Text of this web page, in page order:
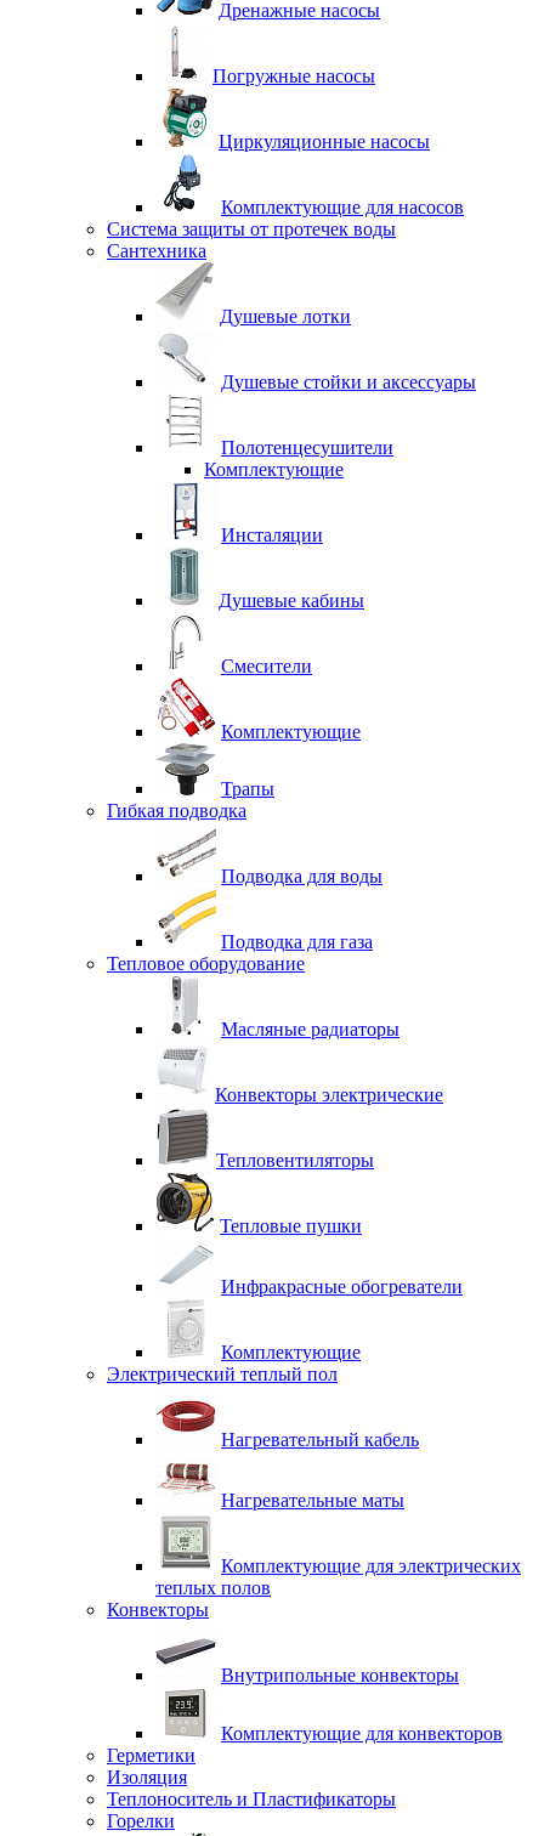
Дренажные насосы
Погружные насосы
Циркуляционные насосы
Комплектующие для насосов
Система защиты от протечек воды
Сантехника
Душевые лотки
Душевые стойки и аксессуары
Полотенцесушители
Комплектующие
Инсталяции
Душевые кабины
Смесители
Комплектующие
Трапы
Гибкая подводка
Подводка для воды
Подводка для газа
Тепловое оборудование
Масляные радиаторы
Конвекторы электрические
Тепловентиляторы
Тепловые пушки
Инфракрасные обогреватели
Комплектующие
Электрический теплый пол
Нагревательный кабель
Нагревательные маты
Комплектующие для электрических
теплых полов
Конвекторы
Внутрипольные конвекторы
Комплектующие для конвекторов
Герметики
Изоляция
Теплоноситель и Пластификаторы
Горелки